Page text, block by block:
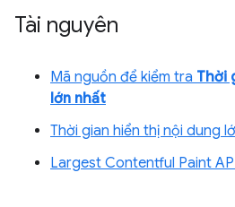
Tài nguyên
Mã nguồn để kiểm tra Thời
lớn nhất
Thời gian hiển thị nội dung
Largest Contentful Paint